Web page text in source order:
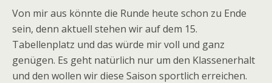
Von mir aus könnte die Runde heute schon zu Ende
sein, denn aktuell stehen wir auf dem 15.
Tabellenplatz und das würde mir voll und ganz
genügen. Es geht natürlich nur um den Klassenerhalt
und den wollen wir diese Saison sportlich erreichen.